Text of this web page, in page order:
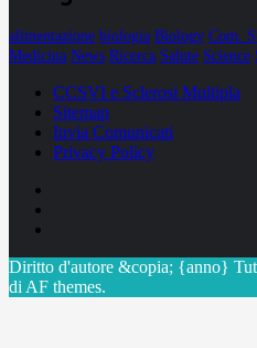
alimentazione biologia Biology Com.
Medicina News Ricerca Salute Science
CCSVI e Sclerosi Multipla
Sitemap
Invia Comunicati
Privacy Policy
Diritto d'autore &copia; {anno}
di AF themes.